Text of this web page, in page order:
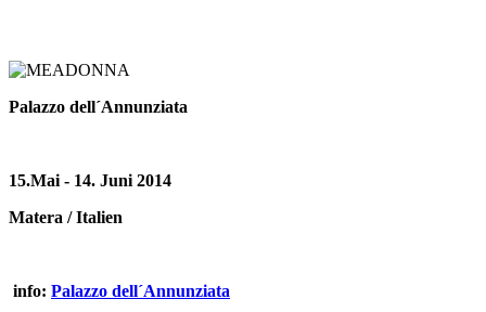
Palazzo dell´Annunziata
15.Mai - 14. Juni 2014
Matera / Italien
info: Palazzo dell´Annunziata